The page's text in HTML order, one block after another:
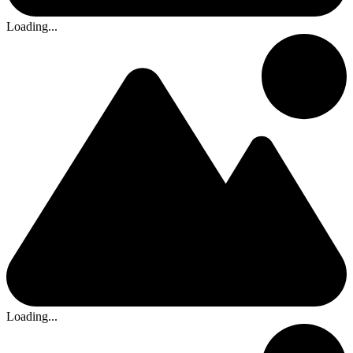
Loading...
Loading...